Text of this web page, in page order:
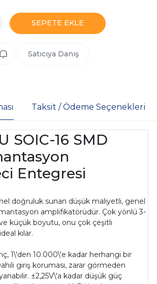
SEPETE EKLE
Satıcıya Danış
Taksit / Ödeme Seçenekleri
SOIC-16 SMD
Entegresi
doğruluk sunan düşük maliyetli, genel
amplifikatörüdür. Çok yönlü 3-
küçük boyutu, onu çok çeşitli
kılar.
1\'den 10.000\'e kadar herhangi bir
giriş koruması, zarar görmeden
±2,25V\'a kadar düşük güç